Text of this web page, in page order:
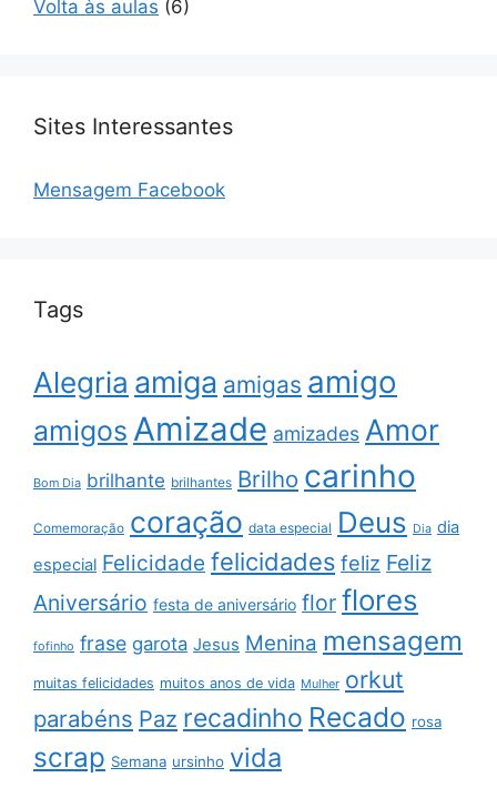
Volta às aulas (6)
Sites Interessantes
Mensagem Facebook
Tags
Alegria amiga amigas amigo
amigos Amizade amizades Amor
Bom Dia brilhante brilhantes Brilho carinho
Comemoração coração data especial Deus Dia dia
especial Felicidade felicidades feliz Feliz
Aniversário festa de aniversário flor flores
fofinho frase garota Jesus Menina mensagem
muitas felicidades muitos anos de vida Mulher orkut
parabéns Paz recadinho Recado rosa
scrap Semana ursinho vida